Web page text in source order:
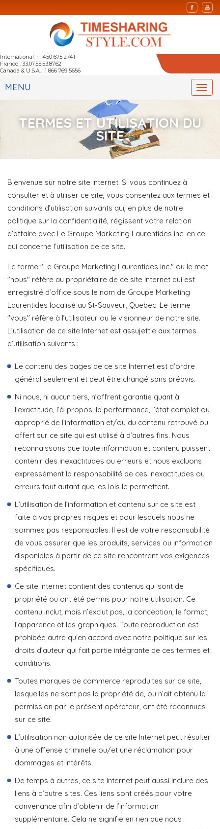
International +1 450 675 2741
France : 33.07.55.53.87.62
Canada & U.S.A. : 1 866 769 5656
MENU
TERMES ET UTILISATION DU
SITE
Bienvenue sur notre site Internet. Si vous continuez à
consulter et à utiliser ce site, vous consentez aux termes et
conditions d’utilisation suivants qui, en plus de notre
politique sur la confidentialité, régissent votre relation
d’affaire avec Le Groupe Marketing Laurentides inc. en ce
qui concerne l’utilisation de ce site.
Le terme "Le Groupe Marketing Laurentides inc." ou le mot
"nous" réfère au propriétaire de ce site Internet qui est
enregistré d’office sous le nom de Groupe Marketing
Laurentides localisé au St-Sauveur, Quebec. Le terme
"vous" réfère à l’utilisateur ou le visionneur de notre site.
L’utilisation de ce site Internet est assujettie aux termes
d’utilisation suivants :
Le contenu des pages de ce site Internet est d’ordre
général seulement et peut être changé sans préavis.
Ni nous, ni aucun tiers, n’offrent garantie quant à
l’exactitude, l’à-propos, la performance, l’état complet ou
approprié de l’information et/ou du contenu retrouvé ou
offert sur ce site qui est utilisé à d’autres fins. Nous
reconnaissons que toute information et contenu puissent
contenir des inexactitudes ou erreurs et nous excluons
expressément la responsabilité de ces inexactitudes ou
erreurs tout autant que les lois le permettent.
L’utilisation de l’information et contenu sur ce site est
faite à vos propres risques et pour lesquels nous ne
sommes pas responsables. Il est de votre responsabilité
de vous assurer que les produits, services ou information
disponibles à partir de ce site rencontrent vos exigences
spécifiques.
Ce site Internet contient des contenus qui sont de
propriété ou ont été permis pour notre utilisation. Ce
contenu inclut, mais n’exclut pas, la conception, le format,
l’apparence et les graphiques. Toute reproduction est
prohibée autre qu’en accord avec notre politique sur les
droits d’auteur qui fait partie intégrante de ces termes et
conditions.
Toutes marques de commerce reproduites sur ce site,
lesquelles ne sont pas la propriété de, ou n’ait obtenu la
permission par le présent opérateur, ont été reconnues
sur ce site.
L’utilisation non autorisée de ce site Internet peut résulter
à une offense criminelle ou/et une réclamation pour
dommages et intérêts.
De temps à autres, ce site Internet peut aussi inclure des
liens à d’autre sites. Ces liens sont créés pour votre
convenance afin d’obtenir de l’information
supplémentaire. Cela ne signifie en rien que nous